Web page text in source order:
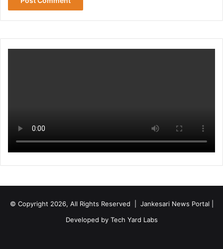
© Copyright 2026, All Rights Reserved | Jankesari News Portal |
Developed by Tech Yard Labs